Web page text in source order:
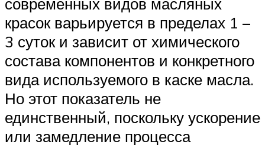
красок варьируется в пределах 1 –
3 суток и зависит от химического
состава компонентов и конкретного
вида используемого в каске масла.
Но этот показатель не
единственный, поскольку ускорение
или замедление процесса